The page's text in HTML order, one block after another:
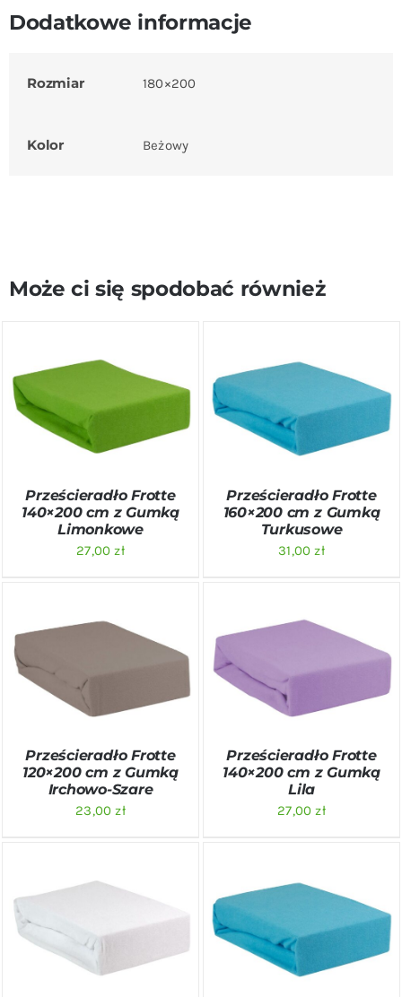
Dodatkowe informacje
Rozmiar 180×200
Kolor Beżowy
Może ci się spodobać również
SZCZEGÓŁY
Prześcieradło Frotte
140×200 cm z Gumką
Limonkowe
27,00zł
DODAJ DO KOSZYKA
SZCZEGÓŁY
Prześcieradło Frotte
160×200 cm z Gumką
Turkusowe
31,00zł
SZCZEGÓŁY
Prześcieradło Frotte
120×200 cm z Gumką
Irchowo-Szare
23,00zł
SZCZEGÓŁY
Prześcieradło Frotte
140×200 cm z Gumką
Lila
27,00zł
SZCZEGÓŁY
DODAJ DO KOSZYKA
SZCZEGÓŁY